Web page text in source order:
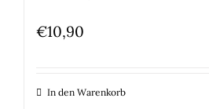
€10,90
In den Warenkorb